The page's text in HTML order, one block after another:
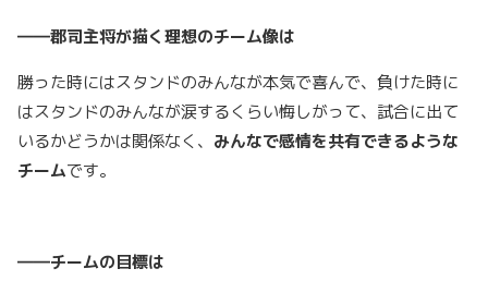
――郡司主将が描く理想のチーム像は
勝った時にはスタンドのみんなが本気で喜んで、負けた時に
はスタンドのみんなが涙するくらい悔しがって、試合に出て
いるかどうかは関係なく、 みんなで感情を共有できるような
チームです。
――チームの目標は